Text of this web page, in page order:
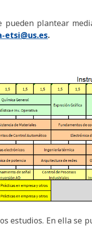
pueden plantear
etsi@us.es.
estudios. En ella se